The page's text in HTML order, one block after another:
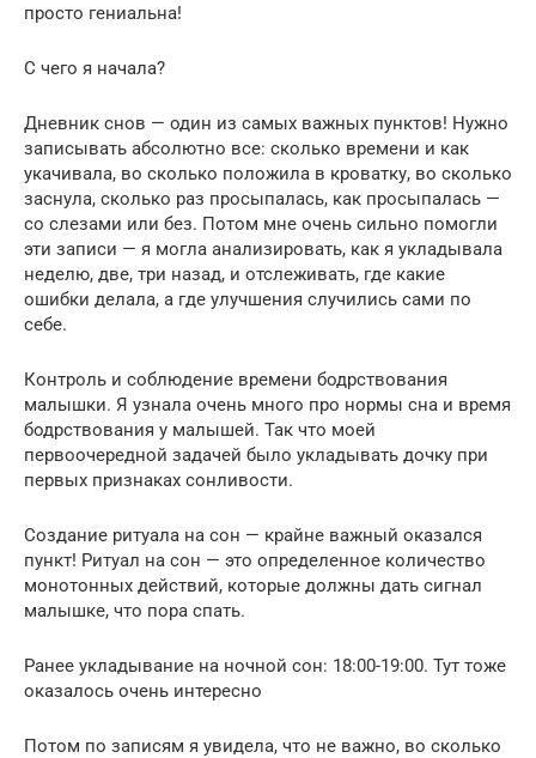
просто гениальна!
С чего я начала?
Дневник снов — один из самых важных пунктов! Нужно
записывать абсолютно все: сколько времени и как
укачивала, во сколько положила в кроватку, во сколько
заснула, сколько раз просыпалась, как просыпалась —
со слезами или без. Потом мне очень сильно помогли
эти записи — я могла анализировать, как я укладывала
неделю, две, три назад, и отслеживать, где какие
ошибки делала, а где улучшения случились сами по
себе.
Контроль и соблюдение времени бодрствования
малышки. Я узнала очень много про нормы сна и время
бодрствования у малышей. Так что моей
первоочередной задачей было укладывать дочку при
первых признаках сонливости.
Создание ритуала на сон — крайне важный оказался
пункт! Ритуал на сон — это определенное количество
монотонных действий, которые должны дать сигнал
малышке, что пора спать.
Ранее укладывание на ночной сон: 18:00-19:00. Тут тоже
оказалось очень интересно
Потом по записям я увидела, что не важно, во сколько